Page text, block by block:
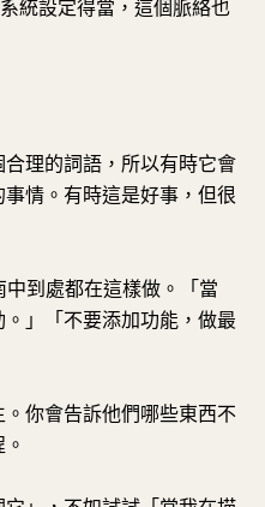
統設定得當，這個脈絡也
理的詞語，所以有時它會
情。有時這是好事，但很
到處都在這樣做。「當
」「不要添加功能，做最
你會告訴他們哪些東西不